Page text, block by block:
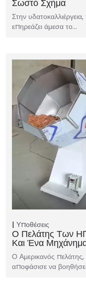
Σωστό Σχήμα
Στην
επηρεάζει άμεσα το…
Υποθέσεις
Ο Πελάτης Των
Και Ένα
Ο Αμερικανός
αποφάσισε να